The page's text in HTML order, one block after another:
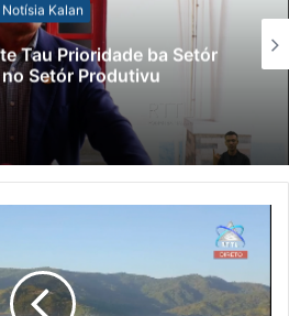
Notísia Kalan
Tau Prioridade ba Setór
Setór Produtivu